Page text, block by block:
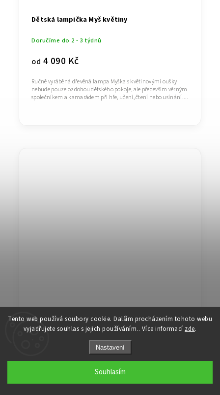
Tento web používá soubory cookie. Dalším procházením tohoto webu
vyjadřujete souhlas s jejich používáním.. Více informací zde.
Nastavení
Souhlasím
Dětská lampička Myš květiny
Doručíme do 2 - 3 týdnů
od 4 090 Kč
Ručně vyráběná dřevěná lampa Myška s květinovými oušky
nebude pouze ozdobou dětského pokoje, ale především věrným
společníkem a kamarádem při hře, učení, čtení nebo usínání....
Dětská lampička Myš písková
Doručíme do 2 - 3 týdnů
Ručně vyráběná dřevěná lampa Myška v pískových barvách se
zdobenými oušky s květinami nebude pouze dekorací v